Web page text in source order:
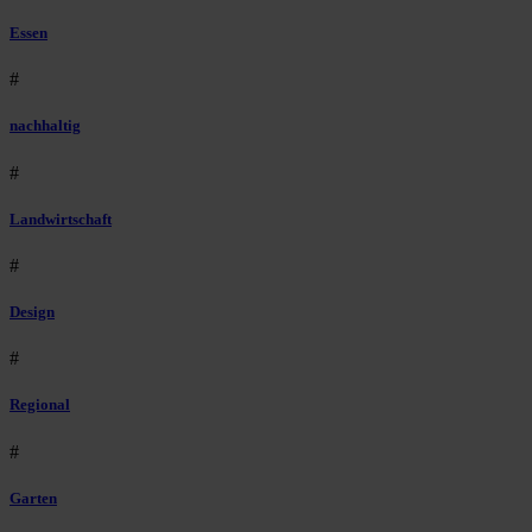
Essen
#
nachhaltig
#
Landwirtschaft
#
Design
#
Regional
#
Garten